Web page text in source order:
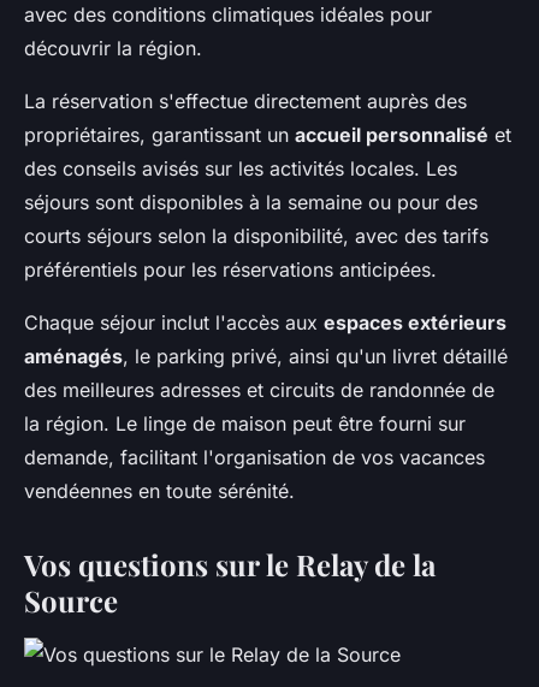
avec des conditions climatiques idéales pour
découvrir la région.
La réservation s'effectue directement auprès des
propriétaires, garantissant un accueil personnalisé et
des conseils avisés sur les activités locales. Les
séjours sont disponibles à la semaine ou pour des
courts séjours selon la disponibilité, avec des tarifs
préférentiels pour les réservations anticipées.
Chaque séjour inclut l'accès aux espaces extérieurs
aménagés, le parking privé, ainsi qu'un livret détaillé
des meilleures adresses et circuits de randonnée de
la région. Le linge de maison peut être fourni sur
demande, facilitant l'organisation de vos vacances
vendéennes en toute sérénité.
Vos questions sur le Relay de la
Source